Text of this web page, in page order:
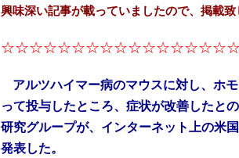
興味深い記事が載っていましたので、掲載致
アルツハイマー病のマウスに対し、ホ
って投与したところ、症状が改善したと
研究グループが、インターネット上の米
発表した。